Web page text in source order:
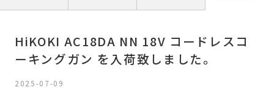
HiKOKI AC18DA NN 18V コードレスコ
ーキングガン を入荷致しました。
2025-07-09